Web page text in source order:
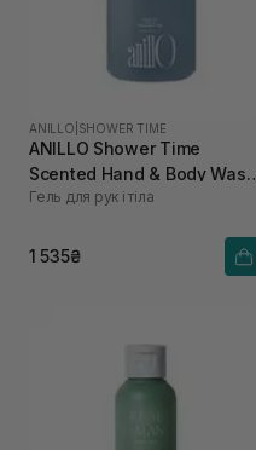
ANILLO SHOWER TIME
ANILLO Shower Time
Scented Hand & Body Wash
450 мл
Гель для рук і тіла
1 535₴